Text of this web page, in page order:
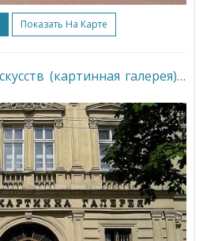
Показать На Карте
Львовская галерея искусств (картинная галерея)•